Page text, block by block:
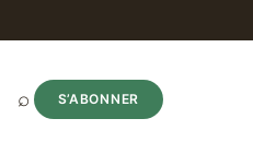
⌕ S’ABONNER